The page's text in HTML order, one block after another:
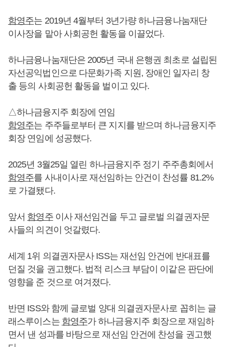
함영주는 2019년 4월부터 3년가량 하나금융나눔재단
이사장을 맡아 사회공헌 활동을 이끌었다.
하나금융나눔재단은 2005년 국내 은행권 최초로 설립된
자선공익법인으로 다문화가족 지원, 장애인 일자리 창
출 등의 사회공헌 활동을 벌이고 있다.
△하나금융지주 회장에 연임
함영주는 주주들로부터 큰 지지를 받으며 하나금융지주
회장 연임에 성공했다.
2025년 3월25일 열린 하나금융지주 정기 주주총회에서
함영주를 사내이사로 재선임하는 안건이 찬성률 81.2%
로 가결됐다.
앞서 함영주이사 재선임건을 두고 글로벌 의결권자문
사들의 의견이 엇갈렸다.
세계 1위 의결권자문사 ISS는 재선임 안건에 반대표를
던질 것을 권고했다. 법적 리스크 부담이 이같은 판단에
영향을 준 것으로 여겨졌다.
반면 ISS와 함께 글로벌 양대 의결권자문사로 꼽히는 글
래스루이스는 함영주가 하나금융지주 회장으로 재임하
면서 낸 성과를 바탕으로 재선임 안건에 찬성을 권고했